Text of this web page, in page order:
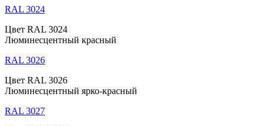
RAL 3024
Цвет RAL 3024
Люминесцентный красный
RAL 3026
Цвет RAL 3026
Люминесцентный ярко-красный
RAL 3027